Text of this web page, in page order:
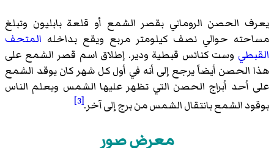
يعرف الحصن الروماني بقصر الشمع أو قلعة بابليون وتبلغ
مساحته حوالي نصف كيلومتر مربع ويقع بداخله المتحف
القبطي وست كنائس قبطية ودير. إطلاق اسم قصر الشمع على
هذا الحصن أيضاً يرجع إلى أنه في أول كل شهر كان يوقد الشمع
على أحد أبراج الحصن التي تظهر عليها الشمس ويعلم الناس
بوقود الشمع بانتقال الشمس من برج إلى آخر.[3]
معرض صور